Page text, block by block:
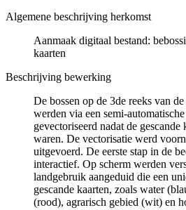
Algemene beschrijving herkomst
Aanmaak digitaal bestand:
kaarten
Beschrijving bewerking
De bossen op de 3de reeks van
werden via een semi-
gevectoriseerd nadat de gescande
waren. De vectorisatie werd
uitgevoerd. De eerste stap in de
interactief. Op scherm werden
landgebruik aangeduid die een
gescande kaarten, zoals water
(rood), agrarisch gebied (wit) en